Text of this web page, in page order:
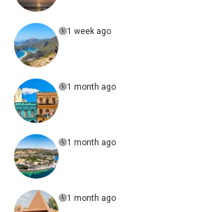
1 week ago
1 month ago
1 month ago
1 month ago